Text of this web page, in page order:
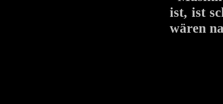
ist, ist
wären